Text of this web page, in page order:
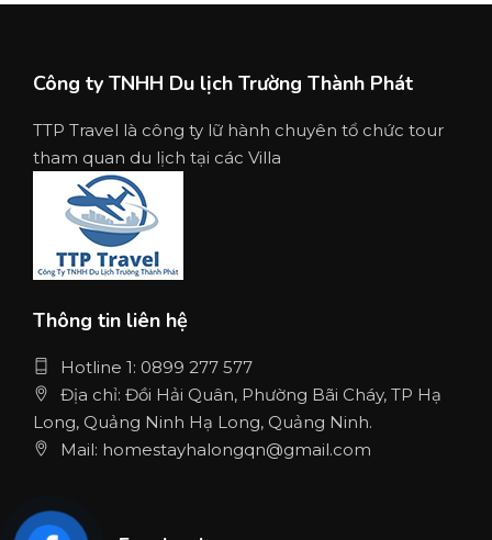
Công ty TNHH Du lịch Trường Thành Phát
TTP Travel là công ty lữ hành chuyên tổ chức tour
tham quan du lịch tại các Villa
Thông tin liên hệ
Hotline 1: 0899 277 577
Địa chỉ: Đồi Hải Quân, Phường Bãi Cháy, TP Hạ
Long, Quảng Ninh Hạ Long, Quảng Ninh.
Mail: homestayhalongqn@gmail.com